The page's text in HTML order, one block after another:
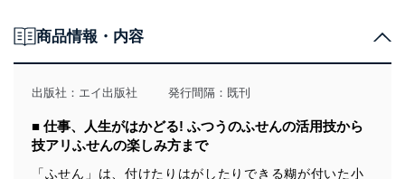
商品情報・内容
出版社： エイ出版社 発行間隔：既刊
■ 仕事、人生がはかどる! ふつうのふせんの活用技から
技アリふせんの楽しみ方まで
「ふせん」は、付けたりはがしたりできる糊が付いた小